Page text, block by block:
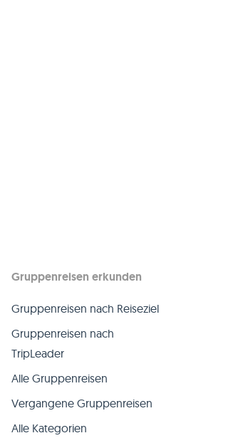
Gruppenreisen erkunden
Gruppenreisen nach Reiseziel
Gruppenreisen nach
TripLeader
Alle Gruppenreisen
Vergangene Gruppenreisen
Alle Kategorien